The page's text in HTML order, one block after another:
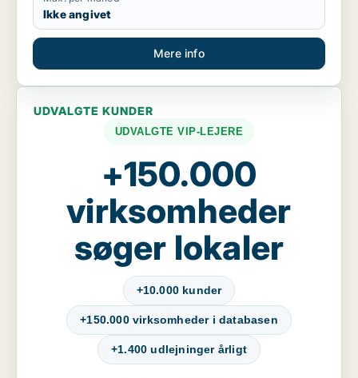
Ikke angivet
Mere info
UDVALGTE KUNDER
UDVALGTE VIP-LEJERE
+150.000
virksomheder
søger lokaler
+10.000 kunder
+150.000 virksomheder i databasen
+1.400 udlejninger årligt